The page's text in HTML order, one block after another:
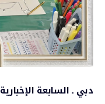
دبي ـ السابعة الإخبارية